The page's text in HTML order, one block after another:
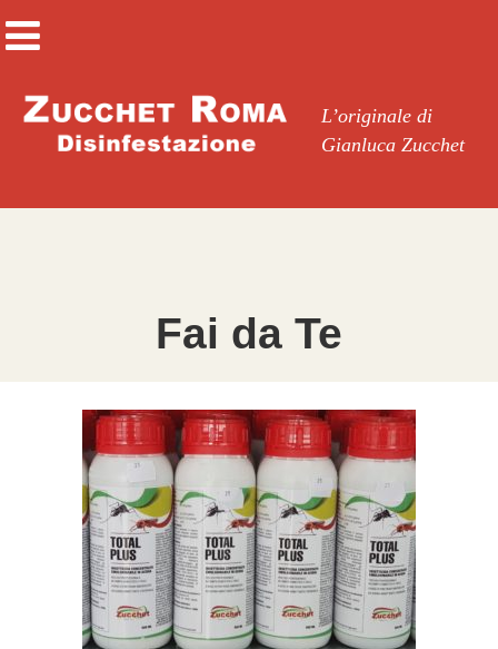
L’originale di
Gianluca Zucchet
Fai da Te